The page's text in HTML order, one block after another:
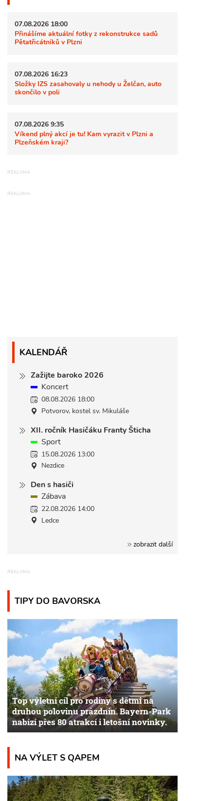
07.08.2026 18:00
Přinášíme aktuální fotky z rekonstrukce sadů
Pětatřicátníků v Plzni
07.08.2026 16:23
Složky IZS zasahovaly u nehody u Želčan, auto
skončilo v poli
07.08.2026 9:35
Víkend plný akcí je tu! Kam vyrazit v Plzni a
Plzeňském kraji?
KALENDÁŘ
Zažijte baroko 2026
Koncert
08.08.2026 18:00
Potvorov, kostel sv. Mikuláše
XII. ročník Hasičáku Franty Šticha
Sport
15.08.2026 13:00
Nezdice
Den s hasiči
Zábava
22.08.2026 14:00
Ledce
zobrazit další
TIPY DO BAVORSKA
Top výletní cíl pro rodiny s dětmi na
druhou polovinu prázdnin. Bayern-Park
nabízí přes 80 atrakcí i letošní novinky.
NA VÝLET S QAPEM